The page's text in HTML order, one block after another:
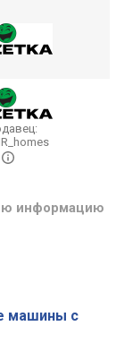
информацию
машины с